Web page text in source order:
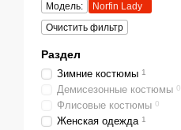
Модель:
Norfin Lady
Очистить фильтр
Раздел
Зимние костюмы 1
Демисезонные костюмы 0
Флисовые костюмы 0
Женская одежда 1